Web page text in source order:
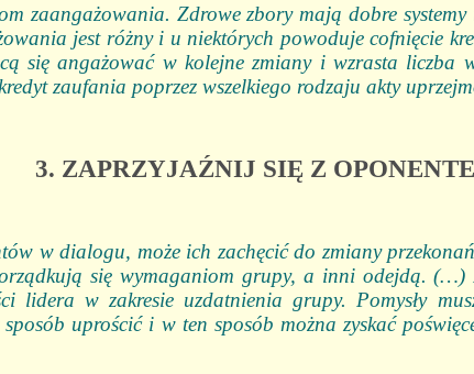
zaangażowania. Zdrowe zbory mają dobre
jest różny i u niektórych powoduje cofnięcie
się angażować w kolejne zmiany i wzrasta liczba
zaufania poprzez wszelkiego rodzaju akty
3. ZAPRZYJAŹNIJ SIĘ Z
w dialogu, może ich zachęcić do zmiany
się wymaganiom grupy, a inni odejdą. (…)
lidera w zakresie uzdatnienia grupy. Pomysły
uprościć i w ten sposób można zyskać